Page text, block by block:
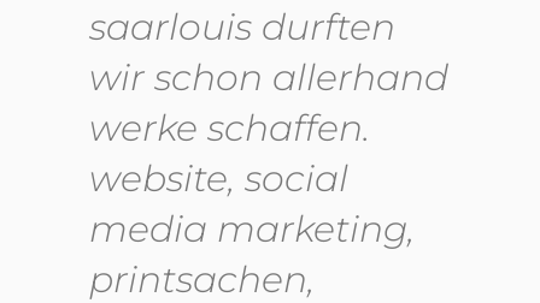
saarlouis durften
wir schon allerhand
werke schaffen.
website, social
media marketing,
printsachen,